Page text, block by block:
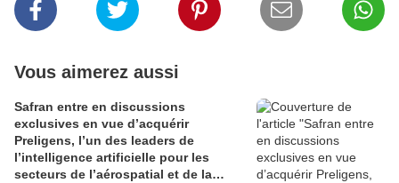
Vous aimerez aussi
Safran entre en discussions
exclusives en vue d’acquérir
Preligens, l’un des leaders de
l’intelligence artificielle pour les
secteurs de l’aérospatial et de la